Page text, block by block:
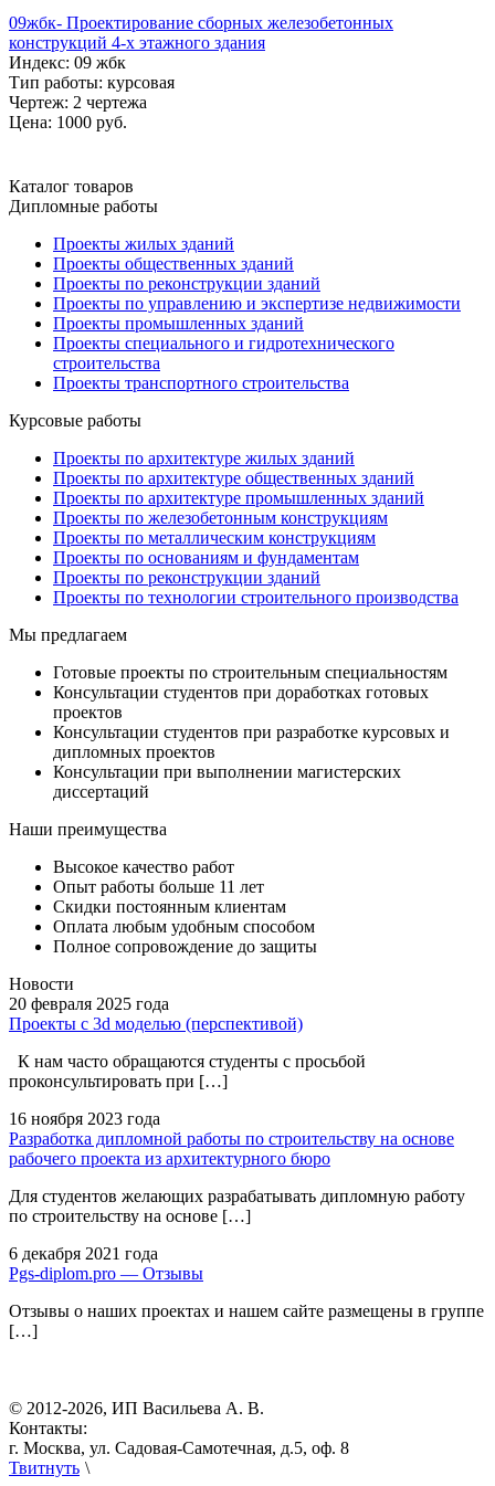
09жбк- Проектирование сборных железобетонных
конструкций 4-х этажного здания
Индекс: 09 жбк
Тип работы: курсовая
Чертеж: 2 чертежа
Цена: 1000 руб.
Каталог товаров
Дипломные работы
Проекты жилых зданий
Проекты общественных зданий
Проекты по реконструкции зданий
Проекты по управлению и экспертизе недвижимости
Проекты промышленных зданий
Проекты специального и гидротехнического
строительства
Проекты транспортного строительства
Курсовые работы
Проекты по архитектуре жилых зданий
Проекты по архитектуре общественных зданий
Проекты по архитектуре промышленных зданий
Проекты по железобетонным конструкциям
Проекты по металлическим конструкциям
Проекты по основаниям и фундаментам
Проекты по реконструкции зданий
Проекты по технологии строительного производства
Мы предлагаем
Готовые проекты по строительным специальностям
Консультации студентов при доработках готовых
проектов
Консультации студентов при разработке курсовых и
дипломных проектов
Консультации при выполнении магистерских
диссертаций
Наши преимущества
Высокое качество работ
Опыт работы больше 11 лет
Скидки постоянным клиентам
Оплата любым удобным способом
Полное сопровождение до защиты
Новости
20 февраля 2025 года
Проекты с 3d моделью (перспективой)
К нам часто обращаются студенты с просьбой
проконсультировать при […]
16 ноября 2023 года
Разработка дипломной работы по строительству на основе
рабочего проекта из архитектурного бюро
Для студентов желающих разрабатывать дипломную работу
по строительству на основе […]
6 декабря 2021 года
Pgs-diplom.pro — Отзывы
Отзывы о наших проектах и нашем сайте размещены в группе
[…]
© 2012-2026, ИП Васильева А. В.
Контакты:
г. Москва, ул. Садовая-Самотечная, д.5, оф. 8
Твитнуть \